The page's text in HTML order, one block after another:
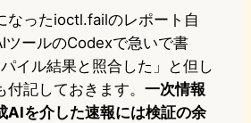
なったioctl.failのレポート自
ツールのCodexで急いで書
イル結果と照合した」と但し
記しておきます。 一次情報
AIを介した速報には検証の余